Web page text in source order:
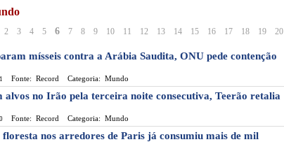
2 3 4 5 6 7 8 9 10 11 12 13 14 15 16 17 18 19 20
mísseis contra a Arábia Saudita, ONU pede contenção
Fonte: Record Categoria: Mundo
alvos no Irão pela terceira noite consecutiva, Teerão retalia
Fonte: Record Categoria: Mundo
floresta nos arredores de Paris já consumiu mais de mil